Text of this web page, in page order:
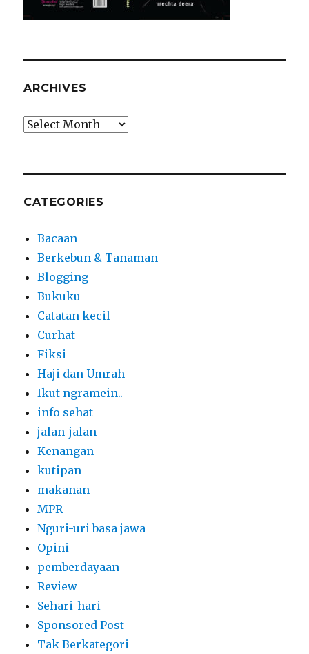
ARCHIVES
Archives
CATEGORIES
Bacaan
Berkebun & Tanaman
Blogging
Bukuku
Catatan kecil
Curhat
Fiksi
Haji dan Umrah
Ikut ngramein..
info sehat
jalan-jalan
Kenangan
kutipan
makanan
MPR
Nguri-uri basa jawa
Opini
pemberdayaan
Review
Sehari-hari
Sponsored Post
Tak Berkategori